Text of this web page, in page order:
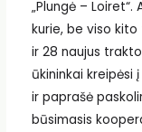
„Plungė –
kurie, be viso
ir 28 naujus
ūkininkai kreipėsi
ir paprašė
būsimasis